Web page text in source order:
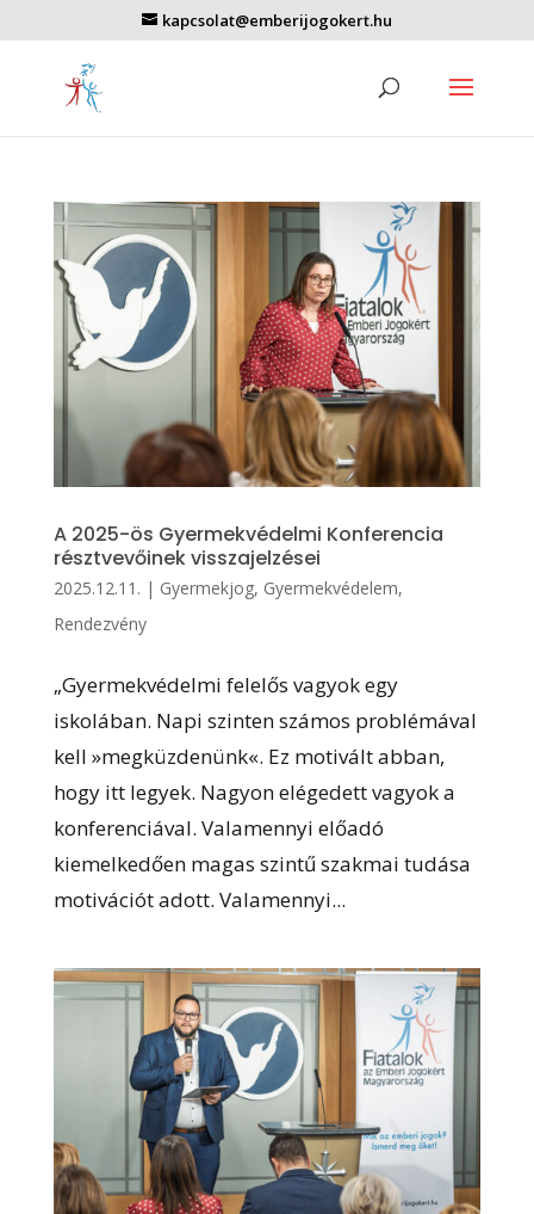
kapcsolat@emberijogokert.hu
A 2025-ös Gyermekvédelmi Konferencia
résztvevőinek visszajelzései
2025.12.11. | Gyermekjog, Gyermekvédelem,
Rendezvény
„Gyermekvédelmi felelős vagyok egy
iskolában. Napi szinten számos problémával
kell »megküzdenünk«. Ez motivált abban,
hogy itt legyek. Nagyon elégedett vagyok a
konferenciával. Valamennyi előadó
kiemelkedően magas szintű szakmai tudása
motivációt adott. Valamennyi...